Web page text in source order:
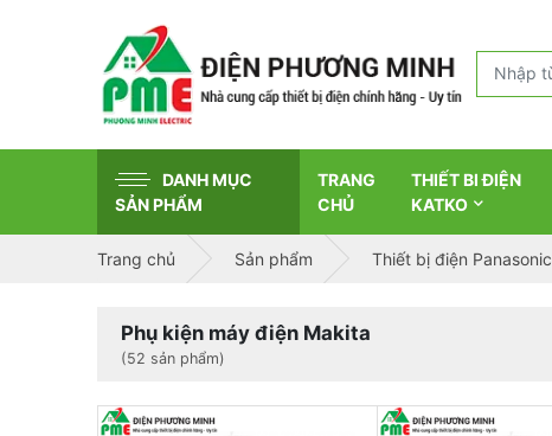
DANH MỤC
SẢN PHẨM
TRANG
CHỦ
THIẾT BI ĐIỆN
KATKO
Trang chủ Sản phẩm Thiết bị điện Panasonic
Phụ kiện máy điện Makita
(52 sản phẩm)